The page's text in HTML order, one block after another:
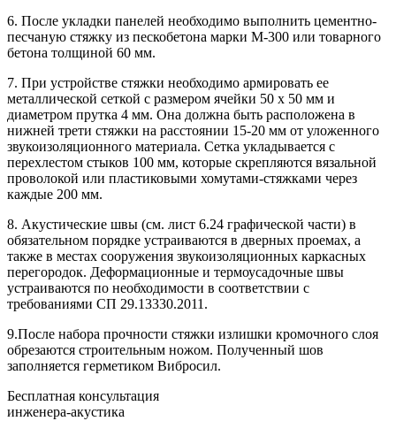
6. После укладки панелей необходимо выполнить цементно-
песчаную стяжку из пескобетона марки М-300 или товарного
бетона толщиной 60 мм.
7. При устройстве стяжки необходимо армировать ее
металлической сеткой с размером ячейки 50 х 50 мм и
диаметром прутка 4 мм. Она должна быть расположена в
нижней трети стяжки на расстоянии 15-20 мм от уложенного
звукоизоляционного материала. Сетка укладывается с
перехлестом стыков 100 мм, которые скрепляются вязальной
проволокой или пластиковыми хомутами-стяжками через
каждые 200 мм.
8. Акустические швы (см. лист 6.24 графической части) в
обязательном порядке устраиваются в дверных проемах, а
также в местах сооружения звукоизоляционных каркасных
перегородок. Деформационные и термоусадочные швы
устраиваются по необходимости в соответствии с
требованиями СП 29.13330.2011.
9.После набора прочности стяжки излишки кромочного слоя
обрезаются строительным ножом. Полученный шов
заполняется герметиком Вибросил.
Бесплатная консультация
инженера-акустика